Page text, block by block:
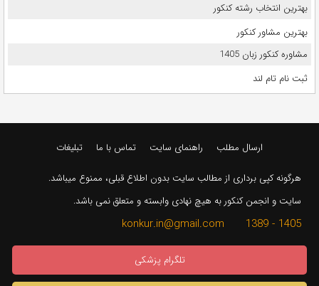
بهترین انتخاب رشته کنکور
بهترین مشاور کنکور
مشاوره کنکور زبان 1405
ثبت نام تام لند
ارسال مطلب راهنمای سایت تماس با ما تبلیغات
هرگونه کپی برداری از مطالب سایت بدون اطلاع قبلی، ممنوع میباشد.
سایت و انجمن کنکور به هیچ نهادی وابسته و متعلق نمی باشد.
1405 - 1389 konkur.in@gmail.com
تلگرام پزشکی